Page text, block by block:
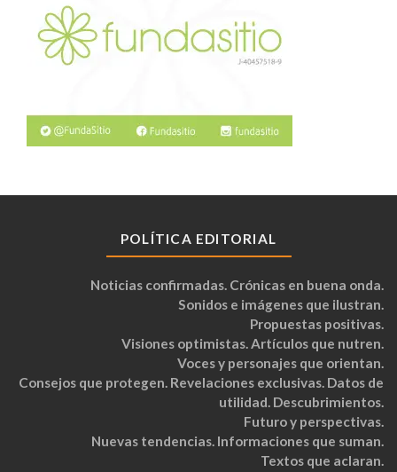
POLÍTICA EDITORIAL
Noticias confirmadas. Crónicas en buena onda.
Sonidos e imágenes que ilustran.
Propuestas positivas.
Visiones optimistas. Artículos que nutren.
Voces y personajes que orientan.
Consejos que protegen. Revelaciones exclusivas. Datos de
utilidad. Descubrimientos.
Futuro y perspectivas.
Nuevas tendencias. Informaciones que suman.
Textos que aclaran.